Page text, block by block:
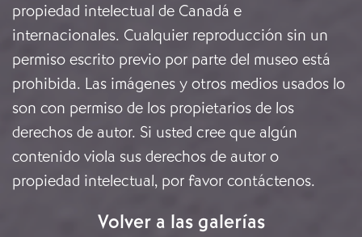
propiedad intelectual de Canadá e
internacionales. Cualquier reproducción sin un
permiso escrito previo por parte del museo está
prohibida. Las imágenes y otros medios usados lo
son con permiso de los propietarios de los
derechos de autor. Si usted cree que algún
contenido viola sus derechos de autor o
propiedad intelectual, por favor contáctenos.
Volver a las galerías